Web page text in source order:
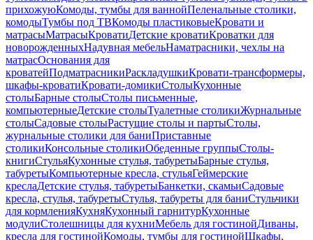
прихожуюКомоды, тумбы для ваннойПеленальные столики,
комодыТумбы под ТВКомоды пластиковыеКровати и
матрасыМатрасыКроватиДетские кроватиКроватки для
новорожденныхНадувная мебельНаматрасники, чехлы на
матрасОснования для
кроватейПодматрасникиРаскладушкиКровати-трансформеры,
шкафы-кроватиКровати-домикиСтолыКухонные
столыБарные столыСтолы письменные,
компьютерныеДетские столыТуалетные столикиЖурнальные
столыСадовые столыРастущие столы и партыСтолы,
журнальные столики для баниПриставные
столикиКонсольные столикиОбеденные группыСтолы-
книгиСтульяКухонные стулья, табуретыБарные стулья,
табуретыКомпьютерные кресла, стульяГеймерские
креслаДетские стулья, табуретыБанкетки, скамьиСадовые
кресла, стулья, табуретыСтулья, табуреты для баниСтульчики
для кормленияКухняКухонный гарнитурКухонные
модулиСтолешницы для кухниМебель для гостинойДиваны,
кресла для гостинойКомоды, тумбы для гостинойШкафы,